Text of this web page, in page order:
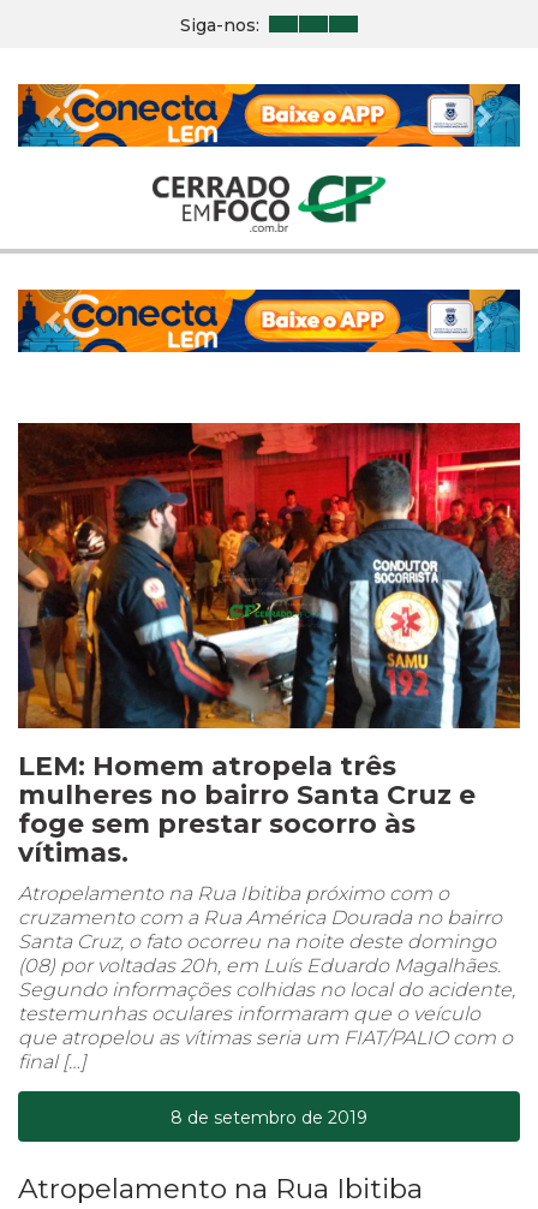
Siga-nos:
Previous Next
Previous Next
LEM: Homem atropela três
mulheres no bairro Santa Cruz e
foge sem prestar socorro às
vítimas.
Atropelamento na Rua Ibitiba próximo com o
cruzamento com a Rua América Dourada no bairro
Santa Cruz, o fato ocorreu na noite deste domingo
(08) por voltadas 20h, em Luís Eduardo Magalhães.
Segundo informações colhidas no local do acidente,
testemunhas oculares informaram que o veículo
que atropelou as vítimas seria um FIAT/PALIO com o
final […]
8 de setembro de 2019
Atropelamento na Rua Ibitiba